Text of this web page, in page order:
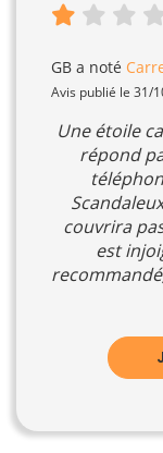
GB a noté
Avis publié le 31/
Une étoile
répond
couvrira
est